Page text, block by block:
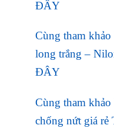
ĐÂY
Cùng tham
long trắng –
ĐÂY
Cùng tham
chống nứt giá